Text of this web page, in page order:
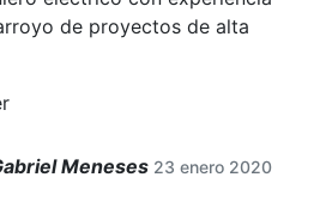
de proyectos de alta
Meneses 23 enero 2020